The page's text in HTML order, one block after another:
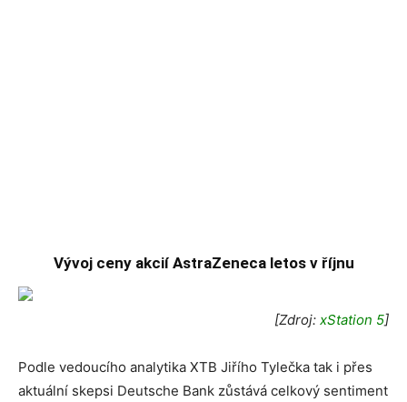
Vývoj ceny akcií AstraZeneca letos v říjnu
[Zdroj: xStation 5]
Podle vedoucího analytika XTB Jiřího Tylečka tak i přes
aktuální skepsi Deutsche Bank zůstává celkový sentiment